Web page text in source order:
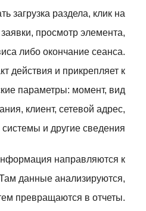
загрузка раздела, клик на
просмотр элемента,
либо окончание сеанса.
действия и прикрепляет к
параметры: момент, вид
клиент, сетевой адрес,
и другие сведения.
направляются к
данные анализируются,
превращаются в отчеты.